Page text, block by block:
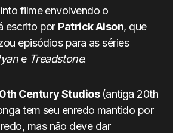
filme envolvendo o
escrito por Patrick Aison, que
episódios para as séries
e Treadstone.
Century Studios (antiga 20th
tem seu enredo mantido por
mas não deve dar